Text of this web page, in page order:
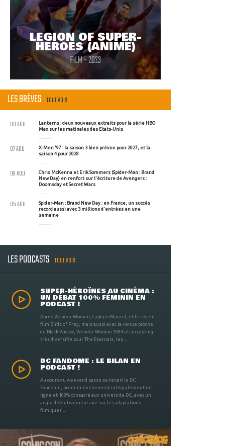
LEGION OF SUPER-
HEROES (ANIMÉ)
FILM - 2023
LES BRÈVES TOUT VOIR
Lanterns : deux nouveaux extraits pour la série HBO
Max sur les matinales des Etats-Unis
08 AOU
X-Men '97 : la saison 3 bien prévue pour 2027, et la
saison 4 pour 2028
07 AOU
Chris McKenna et Erik Sommers (Spider-Man : Brand
New Day) en renfort sur l'écriture de Avengers :
Doomsday et Secret Wars
06 AOU
Spider-Man : Brand New Day : en France, un succès
record aussi avec 3 millions d'entrées en une
semaine
05 AOU
LES PODCASTS TOUT VOIR
SUPER-HÉROÏNES AU CINÉMA :
UN DÉBAT 100% FÉMININ EN
PODCAST !
Après Wonder Woman, Captain Marvel, et le récent
film Birds of Prey, mais aussi avec la venue proche
de Black Widow, Wonder Woman 1984 et un casting
très diversifié pour The Eternals, les ...
DC FANDOME : LE BILAN EN
PODCAST !
Au cours du weekend passé se tenait le DC
Fandome, premier évènement intégralement en
ligne et 100% consacré aux univers de DC, avec un
angle définitivement axé sur les adaptations
filmiques ...